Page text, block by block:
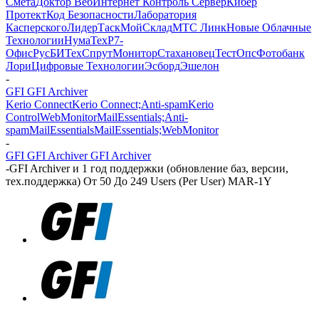
ПротектКод БезопасностиЛаборатория
КасперскогоЛидерТаскМойСкладМТС ЛинкНовые Облачные
ТехнологииНумаТехР7-
ОфисРусБИТехСпрутМониторСтахановецТестОпсФотобанк
ЛориЦифровые ТехнологииЭсбордЭшелон
-
GFI GFI Archiver
Kerio ConnectKerio Connect;Anti-spamKerio
ControlWebMonitorMailEssentials;Anti-
spamMailEssentialsMailEssentials;WebMonitor
-
GFI GFI Archiver GFI Archiver
-GFI Archiver и 1 год поддержки (обновление баз, версии,
тех.поддержка) От 50 До 249 Users (Per User) MAR-1Y